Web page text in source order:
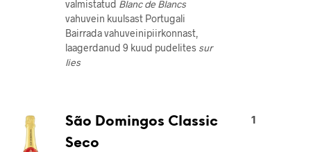
valmistatud Blanc de Blancs
vahuvein kuulsast Portugali
Bairrada vahuveinipiirkonnast,
laagerdanud 9 kuud pudelites sur
lies
São Domingos Classic
Seco
1